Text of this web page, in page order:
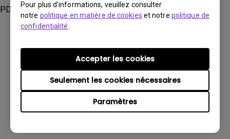
Pour plus d'informations, veuillez consulter
notre politique en matière de cookies et notre politique de
confidentialité
Paramètres
Seulement les cookies nécessaires
Accepter les cookies
PD2705Q, PD3420Q, SW270C, SW321C
Ces informations vous ont-elles été
utiles ?